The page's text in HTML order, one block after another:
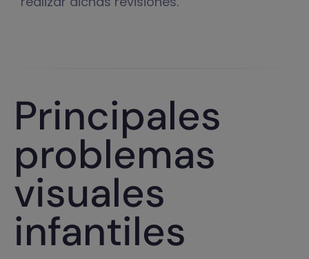
Principales
problemas
visuales
infantiles